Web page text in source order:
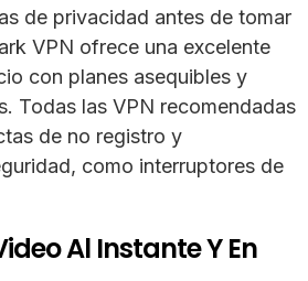
de privacidad antes de tomar
VPN ofrece una excelente
con planes asequibles y
Todas las VPN recomendadas
de no registro y
como interruptores de
Al Instante Y En